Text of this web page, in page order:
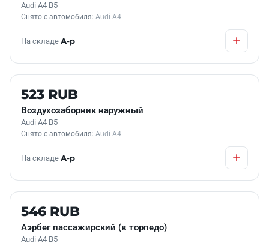
Audi A4 B5
Снято с автомобиля: Audi A4
На складе А-р
Б/У В НАЛИЧИИ
523 RUB
Воздухозаборник наружный
Audi A4 B5
Снято с автомобиля: Audi A4
На складе А-р
Б/У В НАЛИЧИИ
546 RUB
Аэрбег пассажирский (в торпедо)
Audi A4 B5